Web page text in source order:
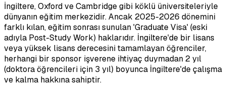
İngiltere, Oxford ve Cambridge gibi köklü üniversiteleriyle
dünyanın eğitim merkezidir. Ancak 2025-2026 dönemini
farklı kılan, eğitim sonrası sunulan 'Graduate Visa' (eski
adıyla Post-Study Work) haklarıdır. İngiltere'de bir lisans
veya yüksek lisans derecesini tamamlayan öğrenciler,
herhangi bir sponsor işverene ihtiyaç duymadan 2 yıl
(doktora öğrencileri için 3 yıl) boyunca İngiltere'de çalışma
ve kalma hakkına sahiptir.